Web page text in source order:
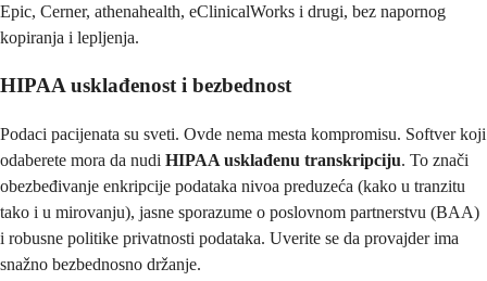
Epic, Cerner, athenahealth, eClinicalWorks i drugi, bez napornog
kopiranja i lepljenja.
HIPAA usklađenost i bezbednost
Podaci pacijenata su sveti. Ovde nema mesta kompromisu. Softver koji
odaberete mora da nudi HIPAA usklađenu transkripciju. To znači
obezbeđivanje enkripcije podataka nivoa preduzeća (kako u tranzitu
tako i u mirovanju), jasne sporazume o poslovnom partnerstvu (BAA)
i robusne politike privatnosti podataka. Uverite se da provajder ima
snažno bezbednosno držanje.